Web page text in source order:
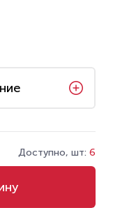
Доступно, шт: 6